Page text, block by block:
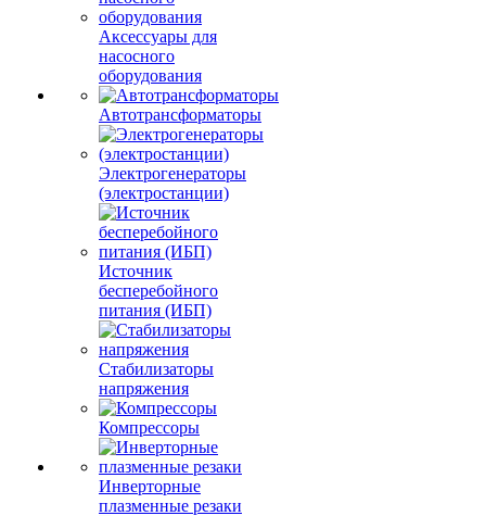
Аксессуары для
насосного
оборудования
Автотрансформаторы
Электрогенераторы
(электростанции)
Источник
бесперебойного
питания (ИБП)
Стабилизаторы
напряжения
Компрессоры
Инверторные
плазменные резаки